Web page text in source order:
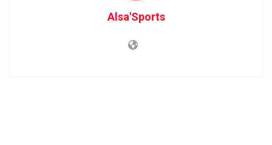
Alsa'Sports